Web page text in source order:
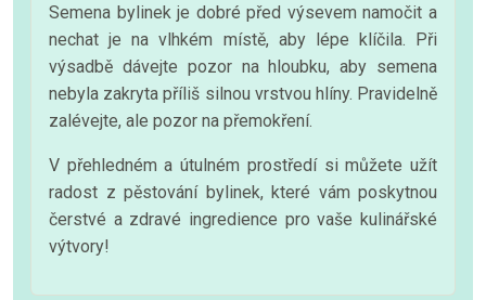
Semena bylinek je dobré před výsevem namočit a
nechat je na vlhkém místě, aby lépe klíčila. Při
výsadbě dávejte pozor na hloubku, aby semena
nebyla zakryta příliš silnou vrstvou hlíny. Pravidelně
zalévejte, ale pozor na přemokření.
V přehledném a útulném prostředí si můžete užít
radost z pěstování bylinek, které vám poskytnou
čerstvé a zdravé ingredience pro vaše kulinářské
výtvory!